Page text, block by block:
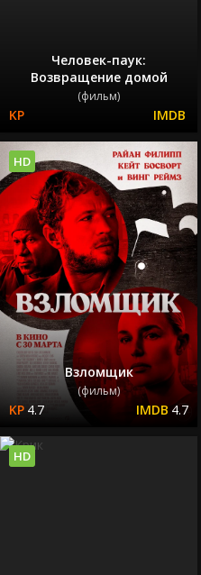
Человек-паук:
Возвращение домой
(фильм)
Взломщик
(фильм)
4.7 4.7
HD
HD